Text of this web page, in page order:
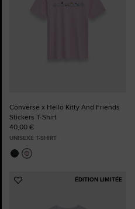
Converse x Hello Kitty And Friends
Stickers T-Shirt
40,00 €
UNISEXE T-SHIRT
ÉDITION LIMITÉE
Ajouter